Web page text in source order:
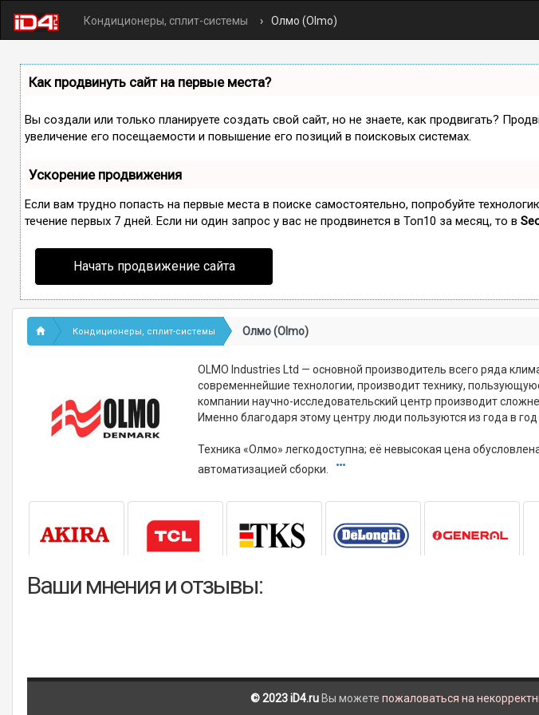
Кондиционеры, сплит-системы Олмо (Olmo)
Как продвинуть сайт на первые места?
Вы создали или только планируете создать свой сайт, но не знаете, как продвигать?
увеличение его посещаемости и повышение его позиций в поисковых системах.
Ускорение продвижения
Если вам трудно попасть на первые места в поиске самостоятельно, попробуйте
течение первых 7 дней. Если ни один запрос у вас не продвинется в Топ10 за месяц, то в
Начать продвижение сайта
Кондиционеры, сплит-системы Олмо (Olmo)
OLMO Industries Ltd — основной производитель всего ряда
современнейшие технологии, производит технику,
компании научно-исследовательский центр производит
Именно благодаря этому центру люди пользуются из года в
Техника «Олмо» легкодоступна; её невысокая цена
автоматизацией сборки.
Ваши мнения и отзывы:
© 2023 iD4.ru Вы можете пожаловаться на